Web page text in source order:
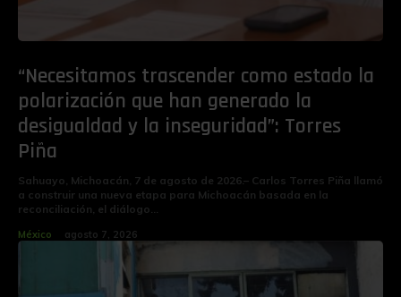
“Necesitamos trascender como estado la
polarización que han generado la
desigualdad y la inseguridad”: Torres
Piña
Sahuayo, Michoacán, 7 de agosto de 2026.– Carlos Torres Piña llamó
a construir una nueva etapa para Michoacán basada en la
reconciliación, el diálogo...
México agosto 7, 2026